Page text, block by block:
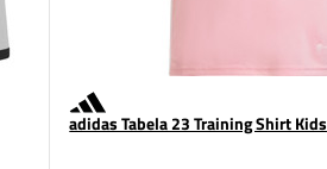
adidas Tabela 23 Training Shirt Kids